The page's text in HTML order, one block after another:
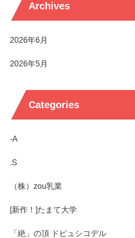
Archives
2026年6月
2026年5月
Categories
-A
.S
（株）zou乳業
[新作！]たまて大学
「絶」の頂 ドピュシコデル